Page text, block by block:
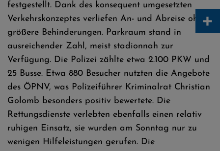
festgestellt. Dank des konsequent umgesetzten
Verkehrskonzeptes verliefen An- und Abreise ohne
größere Behinderungen. Parkraum stand in
ausreichender Zahl, meist stadionnah zur
Verfügung. Die Polizei zählte etwa 2.100 PKW und
25 Busse. Etwa 880 Besucher nutzten die Angebote
des ÖPNV, was Polizeiführer Kriminalrat Christian
Golomb besonders positiv bewertete. Die
Rettungsdienste verlebten ebenfalls einen relativ
ruhigen Einsatz, sie wurden am Sonntag nur zu
wenigen Hilfeleistungen gerufen. Die
+